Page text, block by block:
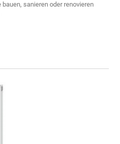
sanieren oder renovieren